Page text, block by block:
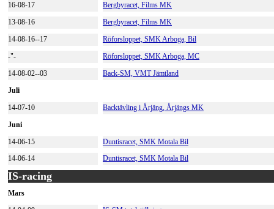
16-08-17
Bergbyracet, Films MK
13-08-16
Bergbyracet, Films MK
14-08-16--17
Röforsloppet, SMK Arboga, Bil
-"-
Röforsloppet, SMK Arboga, MC
14-08-02--03
Back-SM, VMT Jämtland
Juli
14-07-10
Backtävling i Årjäng, Årjängs MK
Juni
14-06-15
Duntisracet, SMK Motala Bil
14-06-14
Duntisracet, SMK Motala Bil
IS-racing
Mars